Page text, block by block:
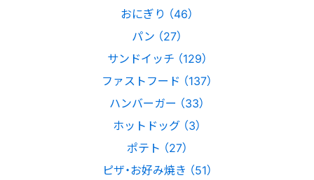
おにぎり （46）
パン （27）
サンドイッチ （129）
ファストフード （137）
ハンバーガー （33）
ホットドッグ （3）
ポテト （27）
ピザ・お好み焼き （51）